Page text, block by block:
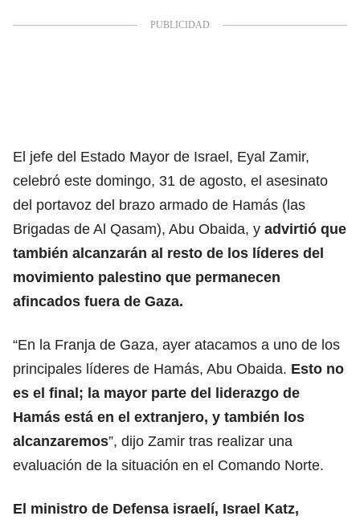
El jefe del Estado Mayor de Israel, Eyal Zamir,
celebró este domingo, 31 de agosto, el asesinato
del portavoz del brazo armado de Hamás (las
Brigadas de Al Qasam), Abu Obaida, y advirtió que
también alcanzarán al resto de los líderes del
movimiento palestino que permanecen
afincados fuera de Gaza.
“En la Franja de Gaza, ayer atacamos a uno de los
principales líderes de Hamás, Abu Obaida. Esto no
es el final; la mayor parte del liderazgo de
Hamás está en el extranjero, y también los
alcanzaremos”, dijo Zamir tras realizar una
evaluación de la situación en el Comando Norte.
El ministro de Defensa israelí, Israel Katz,